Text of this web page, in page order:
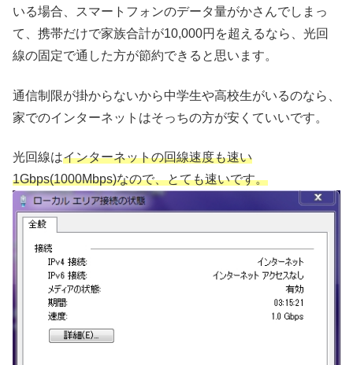
いる場合、スマートフォンのデータ量がかさんでしまっ
て、携帯だけで家族合計が10,000円を超えるなら、光回
線の固定で通した方が節約できると思います。
通信制限が掛からないから中学生や高校生がいるのなら、
家でのインターネットはそっちの方が安くていいです。
光回線はインターネットの回線速度も速い
1Gbps(1000Mbps)なので、とても速いです。